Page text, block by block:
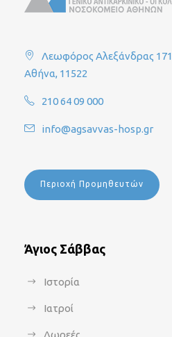
Λεωφόρος Αλεξάνδρας 171
Αθήνα, 11522
210 64 09 000
info@agsavvas-hosp.gr
Περιοχή Προμηθευτών
Άγιος Σάββας
Ιστορία
Ιατροί